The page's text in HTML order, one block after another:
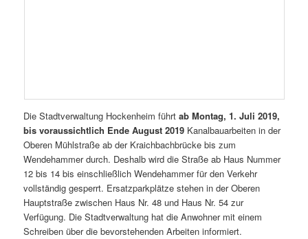
Die Stadtverwaltung Hockenheim führtab Montag, 1. Juli 2019,
bis voraussichtlich Ende August 2019 Kanalbauarbeiten in der
Oberen Mühlstraße ab der Kraichbachbrücke bis zum
Wendehammer durch. Deshalb wird die Straße ab Haus Nummer
12 bis 14 bis einschließlich Wendehammer für den Verkehr
vollständig gesperrt. Ersatzparkplätze stehen in der Oberen
Hauptstraße zwischen Haus Nr. 48 und Haus Nr. 54 zur
Verfügung. Die Stadtverwaltung hat die Anwohner mit einem
Schreiben über die bevorstehenden Arbeiten informiert.